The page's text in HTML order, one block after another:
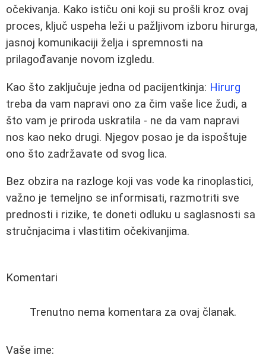
očekivanja. Kako ističu oni koji su prošli kroz ovaj
proces, ključ uspeha leži u pažljivom izboru hirurga,
jasnoj komunikaciji želja i spremnosti na
prilagođavanje novom izgledu.
Kao što zaključuje jedna od pacijentkinja: Hirurg
treba da vam napravi ono za čim vaše lice žudi, a
što vam je priroda uskratila - ne da vam napravi
nos kao neko drugi. Njegov posao je da ispoštuje
ono što zadržavate od svog lica.
Bez obzira na razloge koji vas vode ka rinoplastici,
važno je temeljno se informisati, razmotriti sve
prednosti i rizike, te doneti odluku u saglasnosti sa
stručnjacima i vlastitim očekivanjima.
Komentari
Trenutno nema komentara za ovaj članak.
Vaše ime: